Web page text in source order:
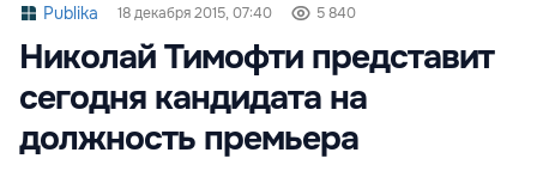
Publika 18 декабря 2015, 07:40 5 840
Николай Тимофти представит
сегодня кандидата на
должность премьера